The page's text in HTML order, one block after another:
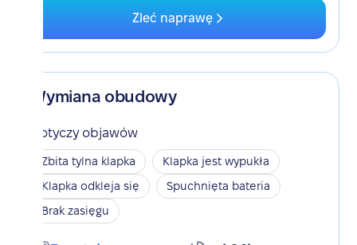
Zleć naprawę
Wymiana obudowy
Dotyczy objawów
Zbita tylna klapka
Klapka jest wypukła
Klapka odkleja się
Spuchnięta bateria
Brak zasięgu